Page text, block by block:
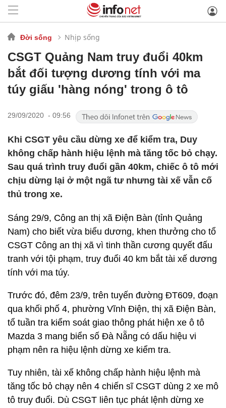
Đời sống Nhịp sống
CSGT Quảng Nam truy đuổi 40km
bắt đối tượng dương tính với ma
túy giấu 'hàng nóng' trong ô tô
29/09/2020 - 09:56
Khi CSGT yêu cầu dừng xe để kiểm tra, Duy
không chấp hành hiệu lệnh mà tăng tốc bỏ chạy.
Sau quá trình truy đuổi gần 40km, chiếc ô tô mới
chịu dừng lại ở một ngã tư nhưng tài xế vẫn cố
thủ trong xe.
Sáng 29/9, Công an thị xã Điện Bàn (tỉnh Quảng
Nam) cho biết vừa biểu dương, khen thưởng cho tổ
CSGT Công an thị xã vì tinh thần cương quyết đấu
tranh với tội phạm, truy đuổi 40 km bắt tài xế dương
tính với ma túy.
Trước đó, đêm 23/9, trên tuyến đường ĐT609, đoạn
qua khối phố 4, phường Vĩnh Điện, thị xã Điện Bàn,
tổ tuần tra kiểm soát giao thông phát hiện xe ô tô
Mazda 3 mang biển số Đà Nẵng có dấu hiệu vi
phạm nên ra hiệu lệnh dừng xe kiểm tra.
Tuy nhiên, tài xế không chấp hành hiệu lệnh mà
tăng tốc bỏ chạy nên 4 chiến sĩ CSGT dùng 2 xe mô
tô truy đuổi. Dù CSGT liên tục phát lệnh dừng xe